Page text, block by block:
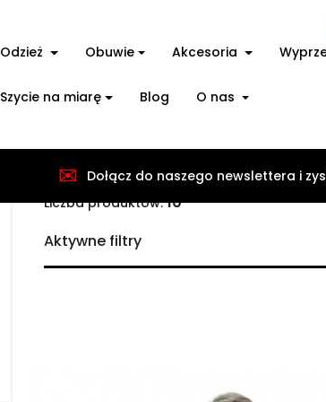
Odzież Obuwie Akcesoria
Szycie na miarę Blog O nas
Strona główna Odzież Garnitury
Liczba produktów:10
Aktywne filtry
✉ Dołącz do naszego newslettera i